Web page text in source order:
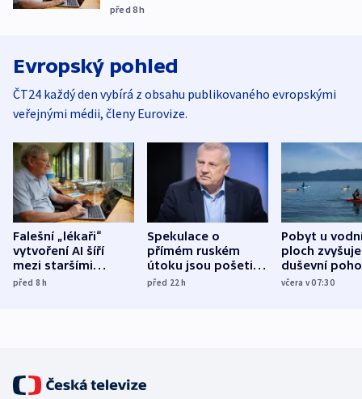
před 8h
Evropský pohled
ČT24 každý den vybírá z obsahu publikovaného evropskými
veřejnými médii, členy Eurovize.
Falešní „lékaři“
vytvoření AI šíří
mezi staršími
Poláky nebezpečné
před 8h
Spekulace o
přímém ruském
útoku jsou pošetilé,
míní estonský
před 22h
Pobyt u
ploch zvyšuje
duševní
ukázala
včera v 07:30